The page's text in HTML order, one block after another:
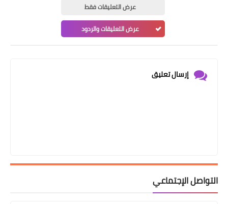
عرض التعليقات فقط
عرض التعليقات والردود
إرسال تعليق
التواصل الإجتماعي